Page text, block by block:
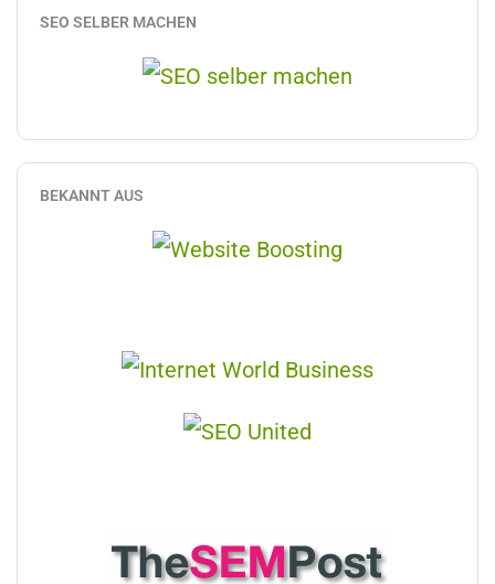
SEO SELBER MACHEN
BEKANNT AUS